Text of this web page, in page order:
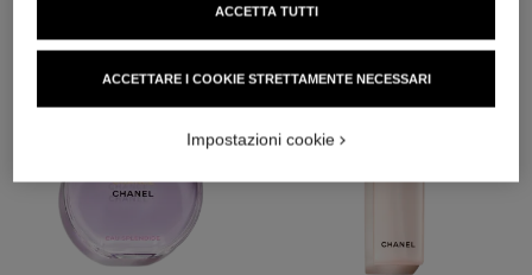
ACCETTARE I COOKIE STRETTAMENTE NECESSARI
ACCETTA TUTTI
Impostazioni cookie